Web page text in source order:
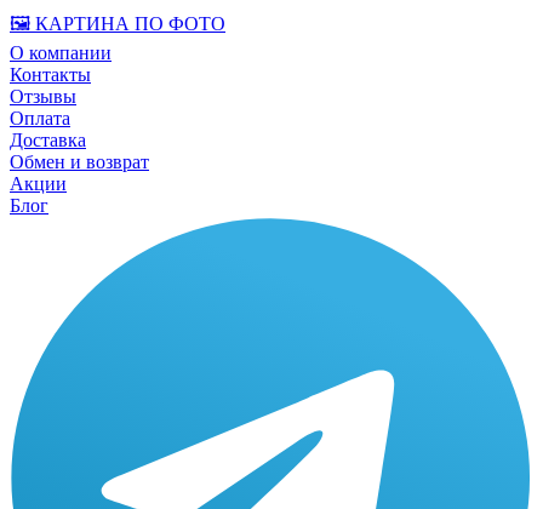
🖼️ КАРТИНА ПО ФОТО
О компании
Контакты
Отзывы
Оплата
Доставка
Обмен и возврат
Акции
Блог